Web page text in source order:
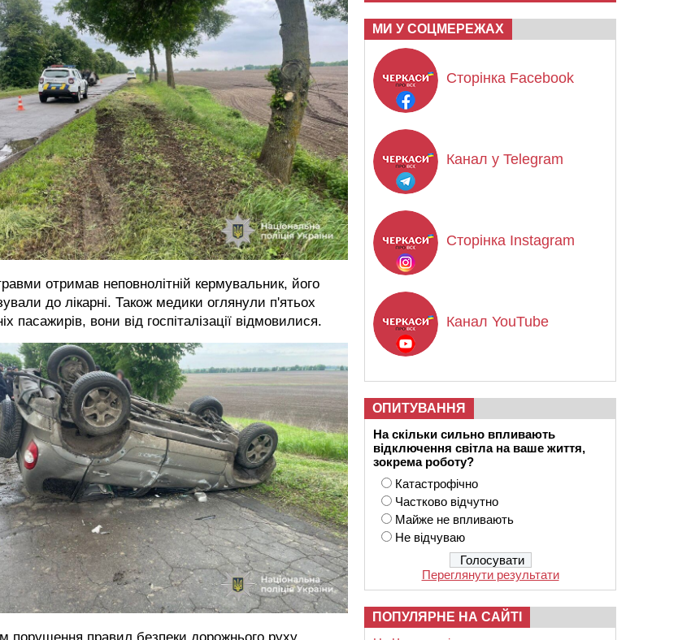
отримав неповнолітній кермувальник, його
до лікарні. Також медики оглянули п'ятьох
пасажирів, вони від госпіталізації відмовилися.
МИ У СОЦМЕРЕЖАХ
Сторінка Facebook
Канал у Telegram
Сторінка Instagram
Канал YouTube
ОПИТУВАННЯ
На скільки сильно впливають
відключення світла на ваше життя,
зокрема роботу?
Катастрофічно
Частково відчутно
Майже не впливають
Не відчуваю
Переглянути результати
ПОПУЛЯРНЕ НА САЙТІ